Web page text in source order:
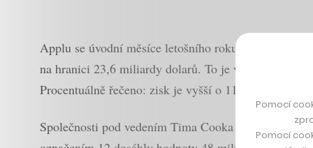
Applu se úvodní měsíce letošního roku povedly na
na hranici 23,6 miliardy dolarů. To je více než
Procentuálně řečeno: zisk je vyšší o 110 procent.
Společnosti pod vedením Tima Cooka se dařilo
Pomocí
Pomocí